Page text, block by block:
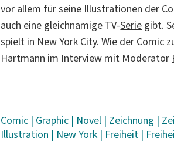
vor allem für seine Illustrationen der
auch eine gleichnamige TV-Serie gibt.
spielt in New York City. Wie der Comic
Hartmann im Interview mit Moderator
Comic | Graphic | Novel | Zeichnung |
Illustration | New York | Freiheit |